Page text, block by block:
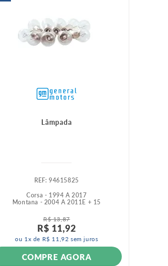
Lâmpada
:94615825
Corsa - 1994 A 2017
Montana - 2004 A 2011 E + 15
R$ 13,87
R$ 11,92
ou 1x de R$ 11,92 sem juros
COMPRE AGORA